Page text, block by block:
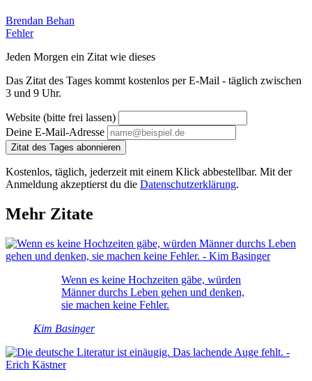
Brendan Behan
Fehler
Jeden Morgen ein Zitat wie dieses
Das Zitat des Tages kommt kostenlos per E-Mail - täglich zwischen
3 und 9 Uhr.
Website (bitte frei lassen)
Deine E-Mail-Adresse
Zitat des Tages abonnieren
Kostenlos, täglich, jederzeit mit einem Klick abbestellbar. Mit der
Anmeldung akzeptierst du die Datenschutzerklärung.
Mehr Zitate
Wenn es keine Hochzeiten gäbe, würden
Männer durchs Leben gehen und denken,
sie machen keine Fehler.
Kim Basinger